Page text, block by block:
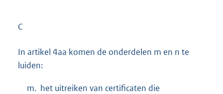
C
In artikel 4aa komen de onderdelen m en n te
luiden:
m. het uitreiken van certificaten die